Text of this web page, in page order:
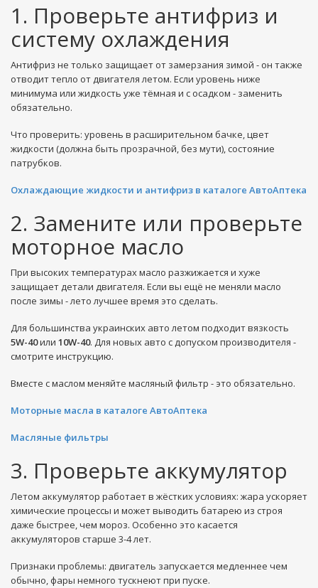
1. Проверьте антифриз и
систему охлаждения
Антифриз не только защищает от замерзания зимой - он также
отводит тепло от двигателя летом. Если уровень ниже
минимума или жидкость уже тёмная и с осадком - заменить
обязательно.
Что проверить: уровень в расширительном бачке, цвет
жидкости (должна быть прозрачной, без мути), состояние
патрубков.
Охлаждающие жидкости и антифриз в каталоге АвтоАптека
2. Замените или проверьте
моторное масло
При высоких температурах масло разжижается и хуже
защищает детали двигателя. Если вы ещё не меняли масло
после зимы - лето лучшее время это сделать.
Для большинства украинских авто летом подходит вязкость
5W-40или 10W-40. Для новых авто с допуском производителя -
смотрите инструкцию.
Вместе с маслом меняйте масляный фильтр - это обязательно.
Моторные масла в каталоге АвтоАптека
Масляные фильтры
3. Проверьте аккумулятор
Летом аккумулятор работает в жёстких условиях: жара ускоряет
химические процессы и может выводить батарею из строя
даже быстрее, чем мороз. Особенно это касается
аккумуляторов старше 3-4 лет.
Признаки проблемы: двигатель запускается медленнее чем
обычно, фары немного тускнеют при пуске.